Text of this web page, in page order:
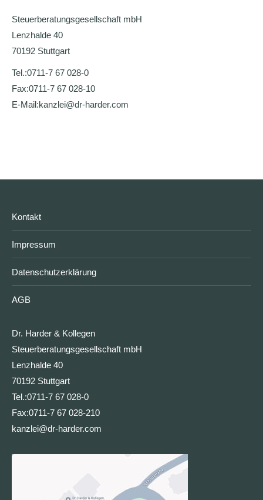
Steuerberatungsgesellschaft mbH
Lenzhalde 40
70192 Stuttgart
Tel.:0711-7 67 028-0
Fax:0711-7 67 028-10
E-Mail:kanzlei@dr-harder.com
Kontakt
Impressum
Datenschutzerklärung
AGB
Dr. Harder & Kollegen
Steuerberatungsgesellschaft mbH
Lenzhalde 40
70192 Stuttgart
Tel.:0711-7 67 028-0
Fax:0711-7 67 028-210
kanzlei@dr-harder.com